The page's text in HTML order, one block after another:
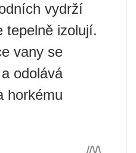
vydrží
tepelně izolují.
vany se
odolává
horkému